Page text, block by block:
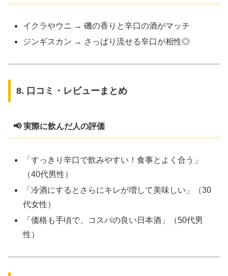
イクラやウニ → 磯の香りと辛口の酒がマッチ
ジンギスカン → さっぱり流せる辛口が相性◎
8. 口コミ・レビューまとめ
📢 実際に飲んだ人の評価
「すっきり辛口で飲みやすい！食事とよく合う」
（40代男性）
「冷酒にするとさらにキレが増して美味しい」（30
代女性）
「価格も手頃で、コスパの良い日本酒」（50代男
性）